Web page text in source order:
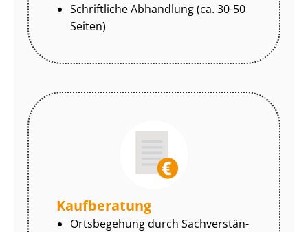
Schriftliche Abhandlung (ca. 30-50
Seiten)
Kaufberatung
Ortsbegehung durch Sach­ver­stän­